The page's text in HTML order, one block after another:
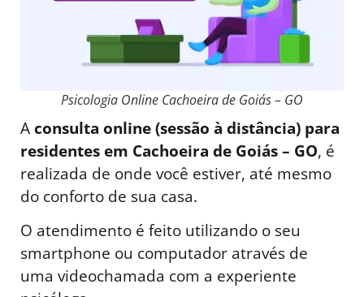
Psicologia Online Cachoeira de Goiás – GO
Aconsulta online (sessão à distância) para
residentes em Cachoeira de Goiás – GO, é
realizada de onde você estiver, até mesmo
do conforto de sua casa.
O atendimento é feito utilizando o seu
smartphone ou computador através de
uma videochamada com a experiente